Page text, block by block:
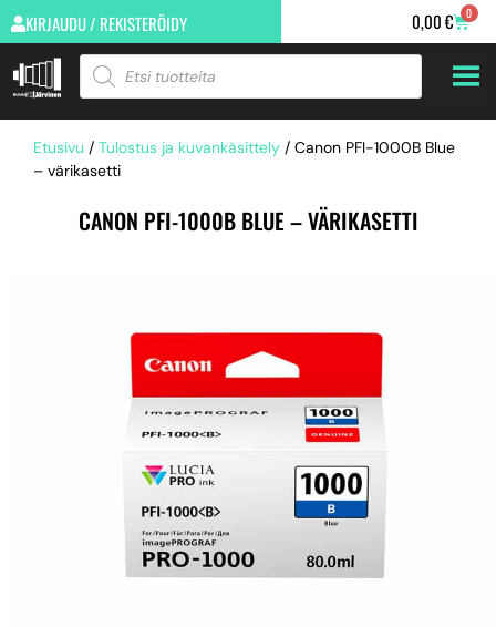
KIRJAUDU / REKISTERÖIDY 0,00€ 0
Etusivu / Tulostus ja kuvankäsittely / Canon PFI-1000B Blue
– värikasetti
CANON PFI-1000B BLUE – VÄRIKASETTI